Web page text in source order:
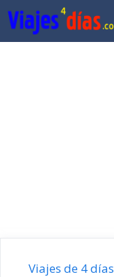
Saltar
al
contenido
Viajes de 4 días